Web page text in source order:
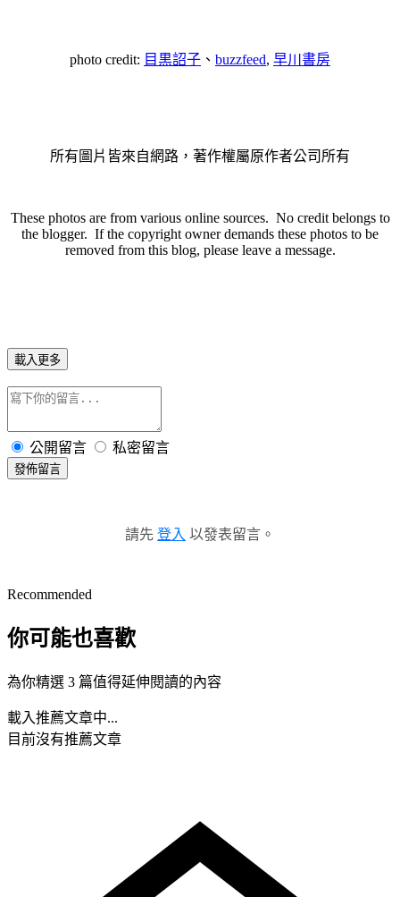
photo credit: 目黒詔子 、 buzzfeed, 早川書房
所有圖片皆來自網路，著作權屬原作者公司所有
These photos are from various online sources. No credit belongs to
the blogger. If the copyright owner demands these photos to be
removed from this blog, please leave a message.
載入更多
公開留言 私密留言
發佈留言
請先 登入 以發表留言。
Recommended
你可能也喜歡
為你精選 3 篇值得延伸閱讀的內容
載入推薦文章中...
目前沒有推薦文章